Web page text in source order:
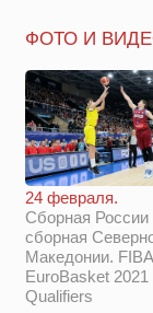
ФОТО И
24 февраля.
Сборная России
сборная
Македонии. FIBA
EuroBasket 2021
Qualifiers